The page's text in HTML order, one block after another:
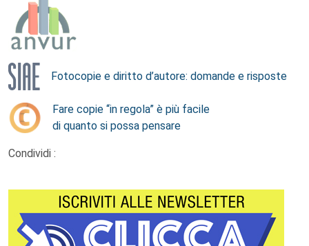
Fotocopie e diritto d’autore: domande e risposte
Fare copie “in regola” è più facile
di quanto si possa pensare
Condividi :